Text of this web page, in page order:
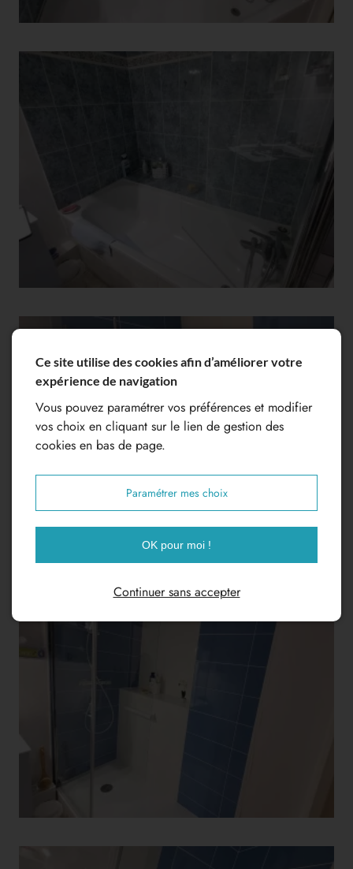
Ce site utilise des cookies afin d’améliorer votre
expérience de navigation
Vous pouvez paramétrer vos préférences et modifier
vos choix en cliquant sur le lien de gestion des
cookies en bas de page.
Paramétrer mes choix
OK pour moi !
Continuer sans accepter